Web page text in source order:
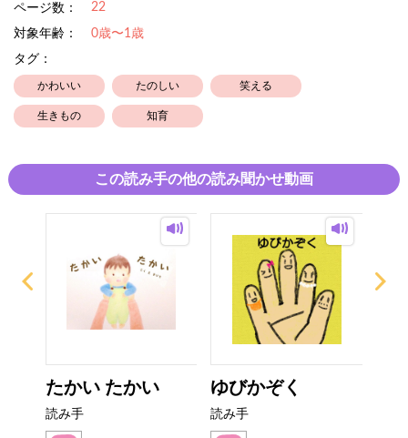
ページ数： 22
対象年齢：
0歳〜1歳
タグ：
かわいい たのしい 笑える
生きもの 知育
この読み手の他の読み聞かせ動画
たかい たかい
読み手
ゆびかぞく
読み手